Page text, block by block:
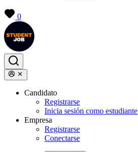
0
Candidato
Registrarse
Inicia sesión como estudiante
Empresa
Registrarse
Conectarse